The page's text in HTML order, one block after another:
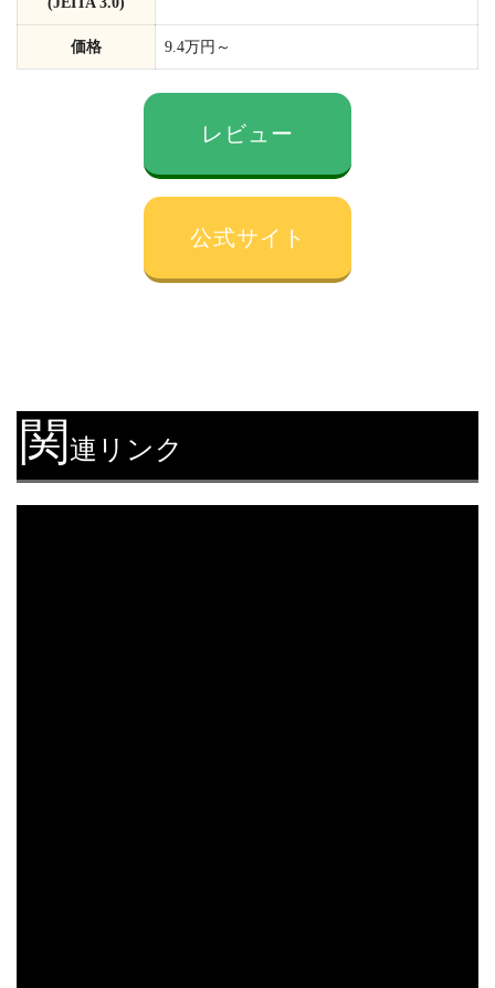
価格 9.4万円～
レビュー
公式サイト
関連リンク